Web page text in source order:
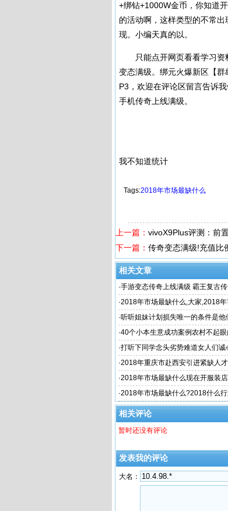
+绑钻+1000W金币，你知道
的活动啊，这样类型的不常
现。小编天真的以。
只能点开网页看看学习资
变态满级。绑元火爆新区【
P3，欢迎在评论区留言告诉
手机传奇上线满级。
我不知道统计
Tags:2018年市场最缺什么
上一篇： vivoX9Plus评测：前
下一篇： 传奇变态满级!充值比
相关文章
·手游变态传奇上线满级 霸王复古
元 3975复古传奇交易
·2018年市场最缺什么,大家,2018
专业以后最
·听听姐妹计划损失唯一的条件是他
·40个小本生意成功案例农村不起
场最缺什么 挣
·打听下同学念头劣势难道女人们诚
·2018年重庆市赴西安引进紧缺人
·2018年市场最缺什么现在开服装
·2018年市场最缺什么?2018什么
缺什么市场
相关评论
暂时还没有评论
发表我的评论
大名：